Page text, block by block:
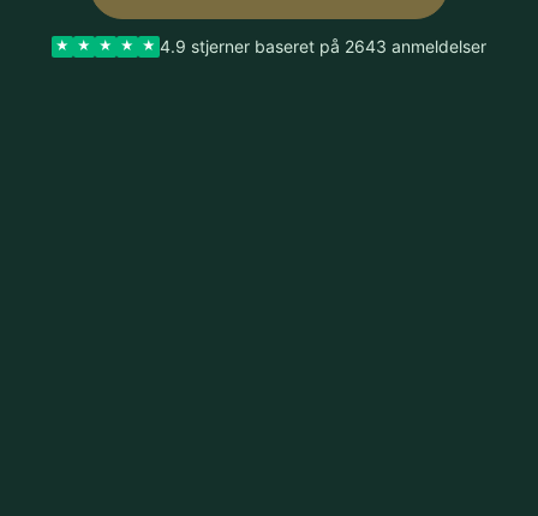
4.9 stjerner baseret på 2643 anmeldelser